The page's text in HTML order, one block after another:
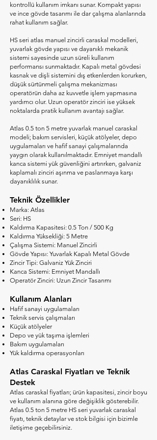
kontrollü kullanım imkanı sunar. Kompakt yapısı
ve ince gövde tasarımı ile dar çalışma alanlarında
rahat kullanım sağlar.
HS seri atlas manuel zincirli caraskal modelleri,
yuvarlak gövde yapısı ve dayanıklı mekanik
sistemi sayesinde uzun süreli kullanım
performansı sunmaktadır. Kapalı metal gövdesi
kasnak ve dişli sistemini dış etkenlerden korurken,
düşük sürtünmeli çalışma mekanizması
operatörün daha az kuvvetle işlem yapmasına
yardımcı olur. Uzun operatör zinciri ise yüksek
noktalarda pratik kullanım avantajı sağlar.
Atlas 0.5 ton 5 metre yuvarlak manuel caraskal
modeli; bakım servisleri, küçük atölyeler, depo
uygulamaları ve hafif sanayi çalışmalarında
yaygın olarak kullanılmaktadır. Emniyet mandallı
kanca sistemi yük güvenliğini artırırken, galvaniz
kaplamalı zinciri aşınma ve paslanmaya karşı
dayanıklılık sunar.
Teknik Özellikler
Marka: Atlas
Seri: HS
Kaldırma Kapasitesi: 0.5 Ton / 500 Kg
Kaldırma Yüksekliği: 5 Metre
Çalışma Sistemi: Manuel Zincirli
Gövde Yapısı: Yuvarlak Kapalı Metal Gövde
Zincir Tipi: Galvaniz Yük Zinciri
Kanca Sistemi: Emniyet Mandallı
Operatör Zinciri: Uzun Zincir Tasarımı
Kullanım Alanları
Hafif sanayi uygulamaları
Teknik servis çalışmaları
Küçük atölyeler
Depo ve yük taşıma işlemleri
Bakım uygulamaları
Yük kaldırma operasyonları
Atlas Caraskal Fiyatları ve Teknik
Destek
Atlas caraskal fiyatları; ürün kapasitesi, zincir boyu
ve kullanım alanına göre değişiklik gösterebilir.
Atlas 0.5 ton 5 metre HS seri yuvarlak caraskal
fiyatı, teknik detaylar ve stok bilgisi için bizimle
iletişime geçebilirsiniz.